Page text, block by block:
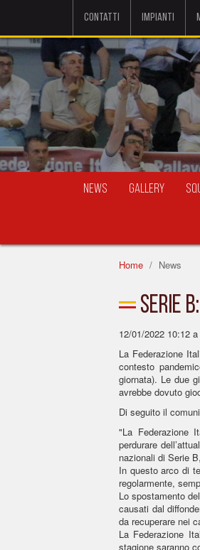
Contatti Impianti
News Gallery
Home News
SERIE
12/01/2022 10:12
La Federazione
contesto
giornata). Le due
avrebbe dovuto
Di seguito il
"La Federazione
perdurare
nazionali di Serie
In questo arco di
regolarmente,
Lo spostamento
causati dal
da recuperare nei
La Federazione
stagione saranno